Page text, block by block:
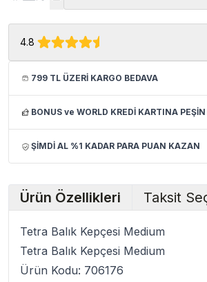
4.8
799 TL ÜZERİ KARGO BEDAVA
BONUS ve WORLD KREDİ KARTINA
ŞİMDİ AL %1 KADAR PARA PUAN KAZAN
Ürün Özellikleri Taksit
Tetra Balık Kepçesi Medium
Tetra Balık Kepçesi Medium
Ürün Kodu: 706176